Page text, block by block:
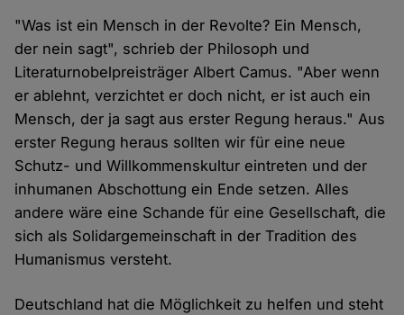
"Was ist ein Mensch in der Revolte? Ein Mensch,
der nein sagt", schrieb der Philosoph und
Literaturnobelpreisträger Albert Camus. "Aber wenn
er ablehnt, verzichtet er doch nicht, er ist auch ein
Mensch, der ja sagt aus erster Regung heraus." Aus
erster Regung heraus sollten wir für eine neue
Schutz- und Willkommenskultur eintreten und der
inhumanen Abschottung ein Ende setzen. Alles
andere wäre eine Schande für eine Gesellschaft, die
sich als Solidargemeinschaft in der Tradition des
Humanismus versteht.
Deutschland hat die Möglichkeit zu helfen und steht